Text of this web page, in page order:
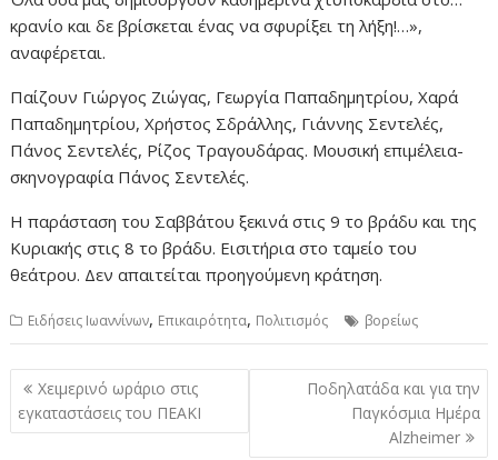
κρανίο και δε βρίσκεται ένας να σφυρίξει τη λήξη!…»,
αναφέρεται.
Παίζουν Γιώργος Ζιώγας, Γεωργία Παπαδημητρίου, Χαρά
Παπαδημητρίου, Χρήστος Σδράλλης, Γιάννης Σεντελές,
Πάνος Σεντελές, Ρίζος Τραγουδάρας. Μουσική επιμέλεια-
σκηνογραφία Πάνος Σεντελές.
Η παράσταση του Σαββάτου ξεκινά στις 9 το βράδυ και της
Κυριακής στις 8 το βράδυ. Εισιτήρια στο ταμείο του
θεάτρου. Δεν απαιτείται προηγούμενη κράτηση.
Ειδήσεις Ιωαννίνων, Επικαιρότητα, Πολιτισμός βορείως
Πλοήγηση
άρθρων
Χειμερινό ωράριο στις
εγκαταστάσεις του ΠΕΑΚΙ
Ποδηλατάδα και για την
Παγκόσμια Ημέρα
Alzheimer